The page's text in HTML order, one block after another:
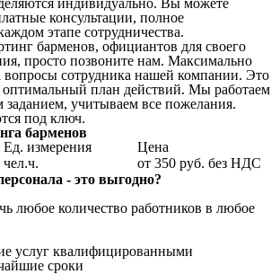
консультации, полное
этапе сотрудничества.
барменов, официантов для своего
просто позвоните нам. Максимально
вопросы сотрудника нашей компании. Это
оптимальный план действий. Мы работаем
учитываем все пожелания.
под ключ.
барменов
Ед. измерения
Цена
чел.ч.
от 350 руб. без НДС
- это выгодно?
любое количество работников в любое
услуг квалифицированными
сроки